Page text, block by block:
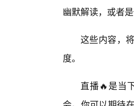
幽默解读，或者
这些内容，
度。
直播🔥是当